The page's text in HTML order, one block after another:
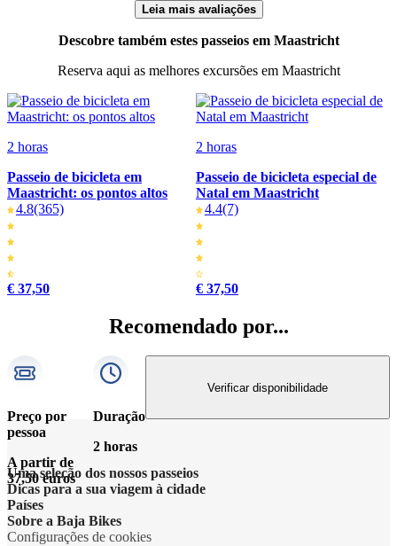
Leia mais avaliações
Descobre também estes passeios em Maastricht
Reserva aqui as melhores excursões em Maastricht
2 horas
Passeio de bicicleta em
Maastricht: os pontos altos
4.8(365)
€ 37,50
2 horas
Passeio de bicicleta especial de
Natal em Maastricht
4.4(7)
€ 37,50
Recomendado por...
Preço por
pessoa
A partir de
37,50 euros
Duração
2 horas
Verificar disponibilidade
Uma seleção dos nossos passeios
Dicas para a sua viagem à cidade
Países
Sobre a Baja Bikes
Configurações de cookies